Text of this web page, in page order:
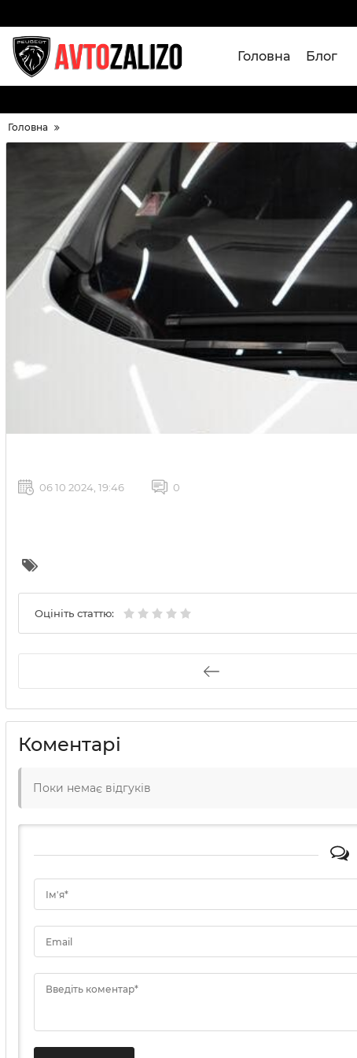
Головна Блог
Головна
06 10 2024, 19:46 0
Оцініть статтю:
Коментарі
Поки немає відгуків
Ім'я*
Email
Введіть коментар*